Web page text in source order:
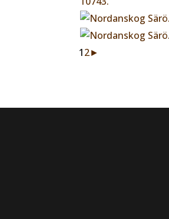
12►